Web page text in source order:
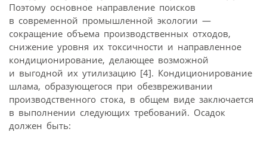
Поэтому основное направление поисков
в современной промышленной экологии —
сокращение объема производственных отходов,
снижение уровня их токсичности и направленное
кондиционирование, делающее возможной
и выгодной их утилизацию [4]. Кондиционирование
шлама, образующегося при обезвреживании
производственного стока, в общем виде заключается
в выполнении следующих требований. Осадок
должен быть: